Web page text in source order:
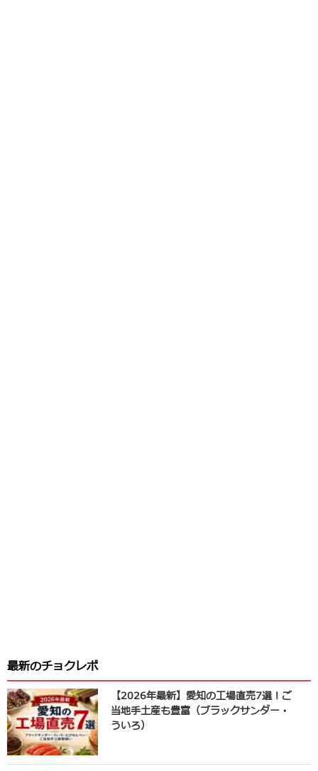
最新のチョクレポ
【2026年最新】愛知の工場直売7選！ご
当地手土産も豊富（ブラックサンダー・
ういろ）